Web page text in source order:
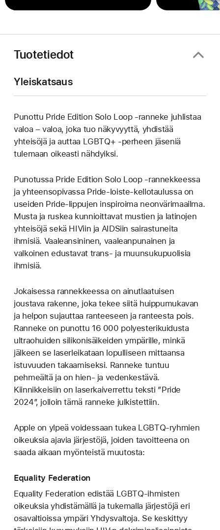
Tuotetiedot
Yleiskatsaus
Punottu Pride Edition Solo Loop ‑ranneke juhlistaa
valoa – valoa, joka tuo näkyvyyttä, yhdistää
yhteisöjä ja auttaa LGBTQ+ ‑perheen jäseniä
tulemaan oikeasti nähdyiksi.
Punotussa Pride Edition Solo Loop ‑rannekkeessa
ja yhteensopivassa Pride-loiste-kellotaulussa on
useiden Pride-lippujen inspiroima neonvärimaailma.
Musta ja ruskea kunnioittavat mustien ja latinojen
yhteisöjä sekä HIViin ja AIDSiin sairastuneita
ihmisiä. Vaaleansininen, vaaleanpunainen ja
valkoinen edustavat trans‑ ja muunsukupuolisia
ihmisiä.
Jokaisessa rannekkeessa on ainutlaatuisen
joustava rakenne, joka tekee siitä huippu­mukavan
ja helpon sujauttaa ranteeseen ja ranteesta pois.
Ranneke on punottu 16 000 poly­esteri­kuidusta
ultraohuiden silikoni­­säikeiden ympärille, minkä
jälkeen se laser­leikataan lopulliseen mittaansa
istuvuuden takaamiseksi. Ranneke tuntuu
pehmeältä ja on hien‑ ja veden­kestävä.
Kiinnikkeisiin on laserkaiverrettu teksti ”Pride
2024”, jolloin tämä ranneke julkistettiin.
Apple on ylpeä voidessaan tukea LGBTQ-ryhmien
oikeuksia ajavia järjestöjä, joiden tavoitteena on
saada aikaan myönteistä muutosta:
Equality Federation
Equality Federation edistää LGBTQ-ihmisten
oikeuksia yhdistämällä ja tukemalla järjestöjä eri
osavaltioissa ympäri Yhdysvaltoja. Se keskittyy